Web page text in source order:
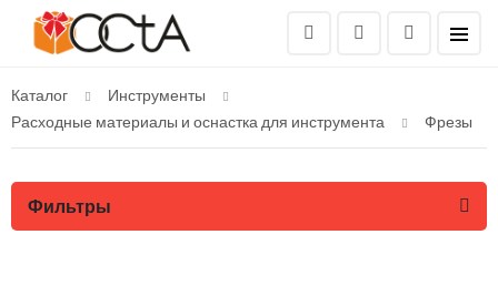
Каталог
Инструменты
Расходные материалы и оснастка для инструмента
Фрезы
Фильтры